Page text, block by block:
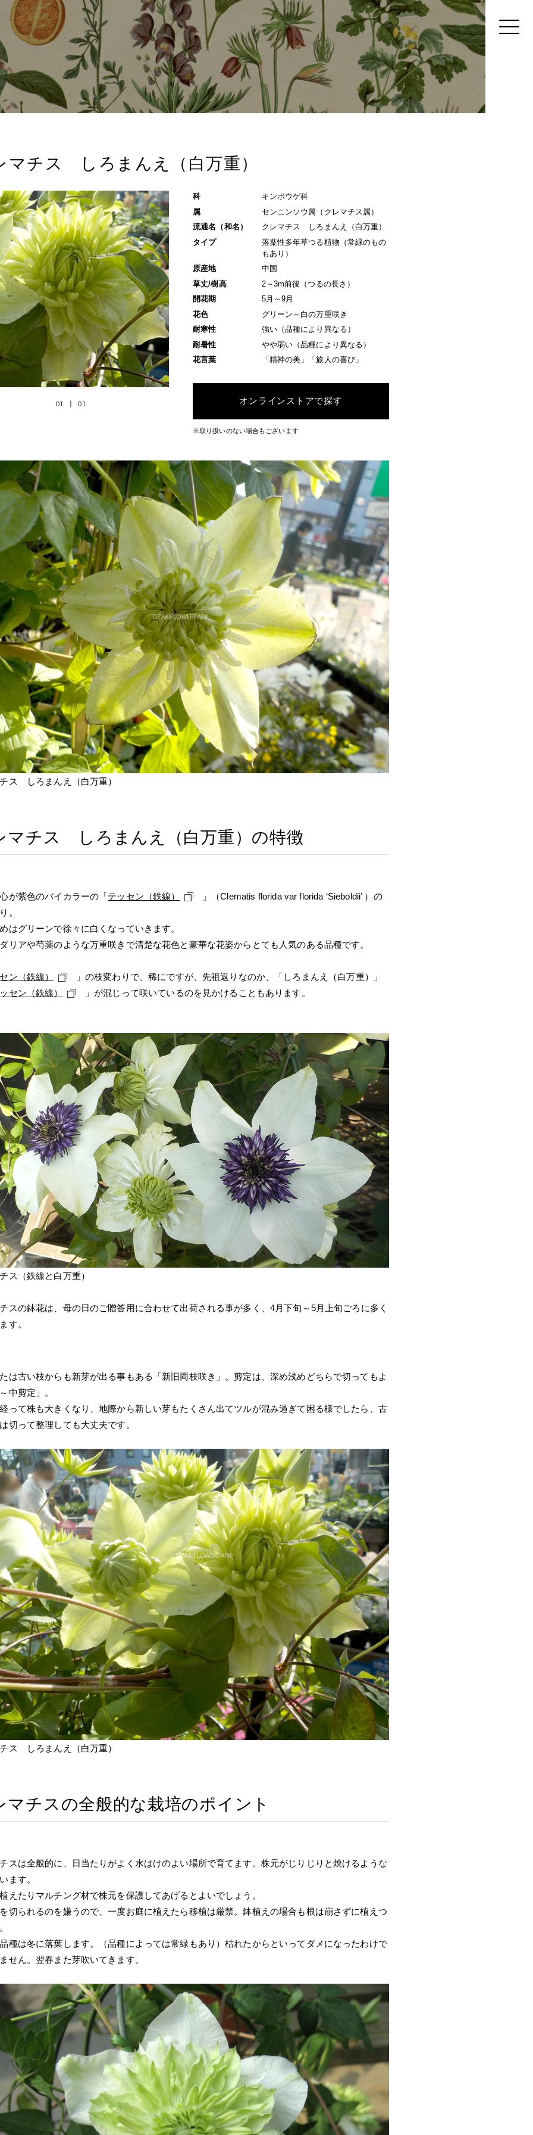
マチス しろまんえ（白万重）
01 01
科
キンポウゲ科
属
センニンソウ属（クレマチス属）
流通名（和名）
クレマチス しろまんえ（白万重）
タイプ
落葉性多年草つる植物（常緑のもの
もあり）
原産地
中国
草丈/樹高
2～3m前後（つるの長さ）
開花期
5月～9月
花色
グリーン～白の万重咲き
耐寒性
強い（品種により異なる）
耐暑性
やや弱い（品種により異なる）
花言葉
「精神の美」「旅人の喜び」
オンラインストアで探す
※取り扱いのない場合もございます
ス しろまんえ（白万重）
マチス しろまんえ（白万重）の特徴
が紫色のバイカラーの「テッセン（鉄線）
」（Clematis florida var florida ‘Sieboldii’ ）の
。
はグリーンで徐々に白くなっていきます。
リアや芍薬のような万重咲きで清楚な花色と豪華な花姿からとても人気のある品種です。
ン（鉄線）
」の枝変わりで、稀にですが、先祖返りなのか、「しろまんえ（白万重）」
セン（鉄線）
」が混じって咲いているのを見かけることもあります。
ス（鉄線と白万重）
スの鉢花は、母の日のご贈答用に合わせて出荷される事が多く、4月下旬～5月上旬ごろに多く
す。
は古い枝からも新芽が出る事もある「新旧両枝咲き」。剪定は、深め浅めどちらで切ってもよ
中剪定」。
って株も大きくなり、地際から新しい芽もたくさん出てツルが混み過ぎて困る様でしたら、古
切って整理しても大丈夫です。
ス しろまんえ（白万重）
マチスの全般的な栽培のポイント
スは全般的に、日当たりがよく水はけのよい場所で育てます。株元がじりじりと焼けるような
ます。
えたりマルチング材で株元を保護してあげるとよいでしょう。
切られるのを嫌うので、一度お庭に植えたら移植は厳禁。鉢植えの場合も根は崩さずに植えつ
種は冬に落葉します。（品種によっては常緑もあり）枯れたからといってダメになったわけで
せん。翌春また芽吹いてきます。